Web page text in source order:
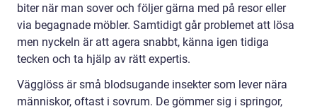
biter när man sover och följer gärna med på resor eller
via begagnade möbler. Samtidigt går problemet att lösa
men nyckeln är att agera snabbt, känna igen tidiga
tecken och ta hjälp av rätt expertis.
Vägglöss är små blodsugande insekter som lever nära
människor, oftast i sovrum. De gömmer sig i springor,